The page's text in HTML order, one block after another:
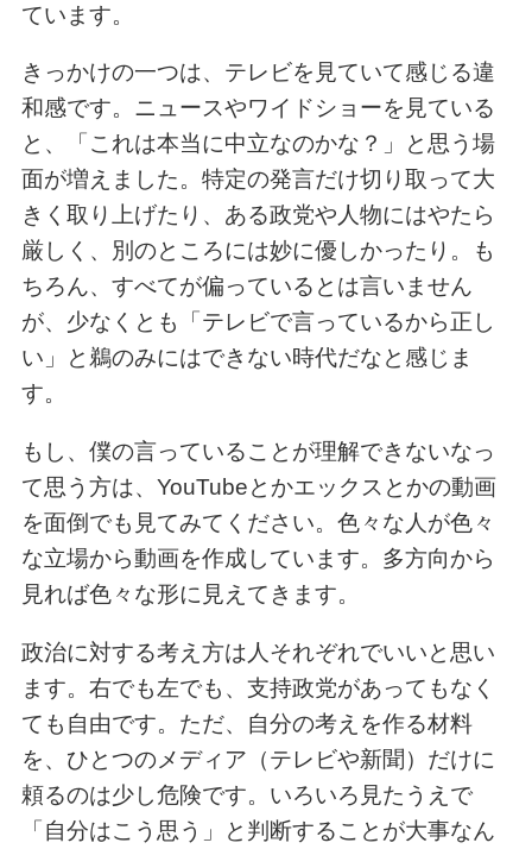
ています。
きっかけの一つは、テレビを見ていて感じる違
和感です。ニュースやワイドショーを見ている
と、「これは本当に中立なのかな？」と思う場
面が増えました。特定の発言だけ切り取って大
きく取り上げたり、ある政党や人物にはやたら
厳しく、別のところには妙に優しかったり。も
ちろん、すべてが偏っているとは言いません
が、少なくとも「テレビで言っているから正し
い」と鵜のみにはできない時代だなと感じま
す。
もし、僕の言っていることが理解できないなっ
て思う方は、YouTubeとかエックスとかの動画
を面倒でも見てみてください。色々な人が色々
な立場から動画を作成しています。多方向から
見れば色々な形に見えてきます。
政治に対する考え方は人それぞれでいいと思い
ます。右でも左でも、支持政党があってもなく
ても自由です。ただ、自分の考えを作る材料
を、ひとつのメディア（テレビや新聞）だけに
頼るのは少し危険です。いろいろ見たうえで
「自分はこう思う」と判断することが大事なん